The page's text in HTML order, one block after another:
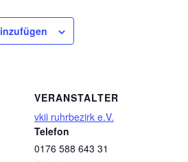
VERANSTALTER
vkii ruhrbezirk e.V.
Telefon
0176 588 643 31